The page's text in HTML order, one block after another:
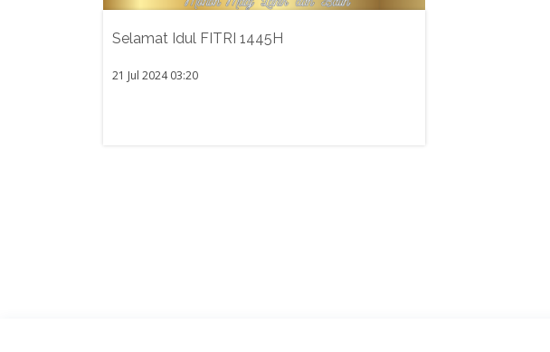
Selamat Idul FITRI 1445H
21 Jul 2024 03:20